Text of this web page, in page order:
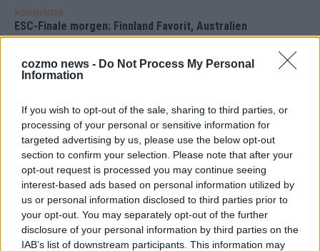
cozmo news - Do Not Process My Personal
Information
If you wish to opt-out of the sale, sharing to third parties, or
processing of your personal or sensitive information for
targeted advertising by us, please use the below opt-out
section to confirm your selection. Please note that after your
opt-out request is processed you may continue seeing
interest-based ads based on personal information utilized by
us or personal information disclosed to third parties prior to
your opt-out. You may separately opt-out of the further
disclosure of your personal information by third parties on the
IAB’s list of downstream participants. This information may
KOMMENTAR
ESC-Finale morgen: Finnland Favorit, Australien
aufgestiegen – alle 25 Acts im Kurzcheck
JJ hat den Abend gerettet – der Rest des ESC-Halbfinales
war solide, aber kein Feuerwerk
Mai 2026
EXTRA
ESC-Halbfinale 2: Das sagen die Wettquoten – vier sicher,
sechs zittern, einer chancenlos!
Mai 2026